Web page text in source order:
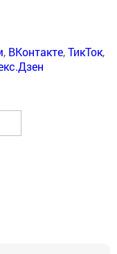
, ВКонтакте,ТикТок,